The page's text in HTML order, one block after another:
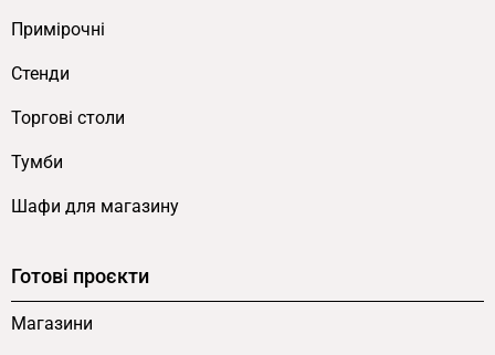
Примірочні
Стенди
Торгові столи
Тумби
Шафи для магазину
Готові проєкти
Магазини